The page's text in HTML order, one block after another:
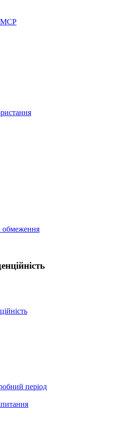
обмеження
період